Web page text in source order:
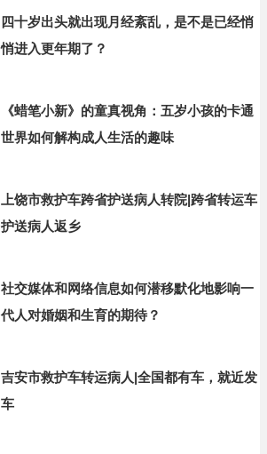
四十岁出头就出现月经紊乱，是不是已经悄
悄进入更年期了？
《蜡笔小新》的童真视角：五岁小孩的卡通
世界如何解构成人生活的趣味
上饶市救护车跨省护送病人转院|跨省转运车
护送病人返乡
社交媒体和网络信息如何潜移默化地影响一
代人对婚姻和生育的期待？
吉安市救护车转运病人|全国都有车，就近发
车